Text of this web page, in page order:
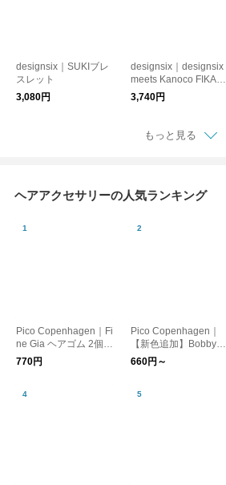
designsix｜SUKIブレ
スレット
3,080円
designsix｜designsix
meets Kanoco FIKA PI
ERCE / EARRING ビ
ーズ ピアス イヤリン
3,740円
もっと見る
ヘアアクセサリーの人気ランキング
Pico Copenhagen｜Fi
ne Gia ヘアゴム 2個セ
ット 【メール便】
770円
Pico Copenhagen｜
【新色追加】Bobby
(ボビー) ヘアピン【メ
ール便】
660円～